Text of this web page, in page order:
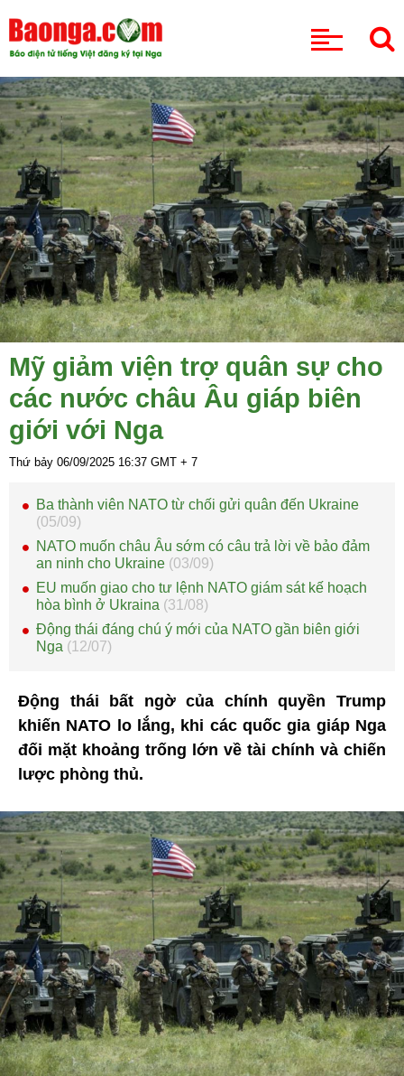
Mỹ giảm viện trợ quân sự cho
các nước châu Âu giáp biên
giới với Nga
Thứ bảy 06/09/2025 16:37 GMT + 7
Ba thành viên NATO từ chối gửi quân đến Ukraine
(05/09)
NATO muốn châu Âu sớm có câu trả lời về bảo đảm
an ninh cho Ukraine (03/09)
EU muốn giao cho tư lệnh NATO giám sát kế hoạch
hòa bình ở Ukraina (31/08)
Động thái đáng chú ý mới của NATO gần biên giới
Nga (12/07)
Động thái bất ngờ của chính quyền Trump
khiến NATO lo lắng, khi các quốc gia giáp Nga
đối mặt khoảng trống lớn về tài chính và chiến
lược phòng thủ.